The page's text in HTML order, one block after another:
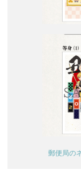
郵便局の